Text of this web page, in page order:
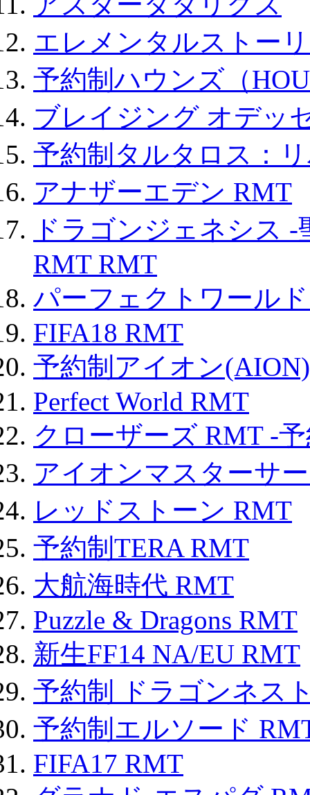
エレメンタルストー
予約制ハウンズ（
ブレイジング オデッ
予約制タルタロス：
アナザーエデン RMT
ドラゴンジェネシス
RMT RMT
パーフェクトワール
FIFA18 RMT
予約制アイオン
Perfect World RMT
クローザーズ RMT -
アイオンマスターサ
レッドストーン RMT
予約制TERA RMT
大航海時代 RMT
Puzzle & Dragons RMT
新生FF14 NA/EU RMT
予約制 ドラゴンネス
予約制エルソード
FIFA17 RMT